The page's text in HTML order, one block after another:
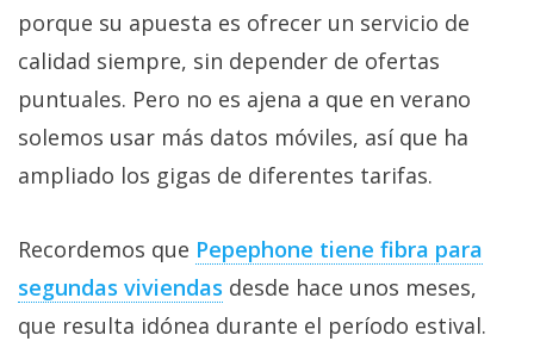
porque su apuesta es ofrecer un servicio de
calidad siempre, sin depender de ofertas
puntuales. Pero no es ajena a que en verano
solemos usar más datos móviles, así que ha
ampliado los gigas de diferentes tarifas.
Recordemos que Pepephone tiene fibra para
segundas viviendas‎ desde hace unos meses,
que resulta idónea durante el período estival.